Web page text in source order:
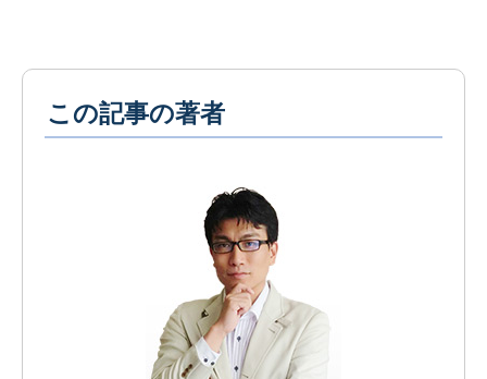
この記事の著者